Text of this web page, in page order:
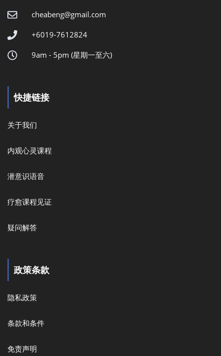
cheabeng@gmail.com
+6019-7612824
9am - 5pm (星期一至六)
快捷链接
关于我们
内观心灵课程
潜意识语音
疗愈课程见证
疑问解答
政策条款
隐私政策
条款和条件
免责声明